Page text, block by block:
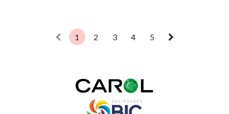
1 2 3 4 5